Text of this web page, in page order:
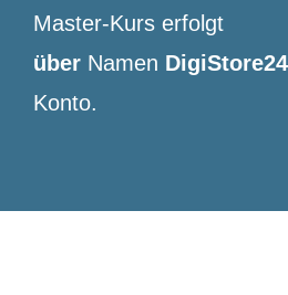
Master-Kurs erfolgt
über Namen DigiStore24
Konto.